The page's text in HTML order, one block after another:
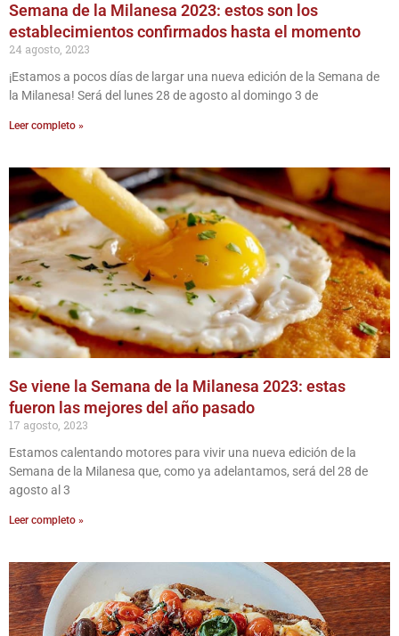
Semana de la Milanesa 2023: estos son los
establecimientos confirmados hasta el momento
24 agosto, 2023
¡Estamos a pocos días de largar una nueva edición de la Semana de
la Milanesa! Será del lunes 28 de agosto al domingo 3 de
Leer completo »
Se viene la Semana de la Milanesa 2023: estas
fueron las mejores del año pasado
17 agosto, 2023
Estamos calentando motores para vivir una nueva edición de la
Semana de la Milanesa que, como ya adelantamos, será del 28 de
agosto al 3
Leer completo »